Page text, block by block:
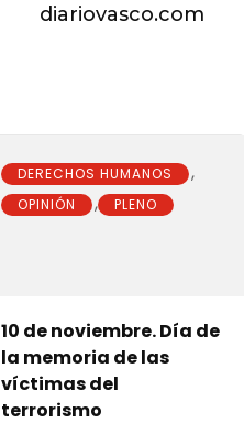
diariovasco.com
DERECHOS HUMANOS ,
OPINIÓN , PLENO
10 de noviembre. Día de
la memoria de las
víctimas del
terrorismo